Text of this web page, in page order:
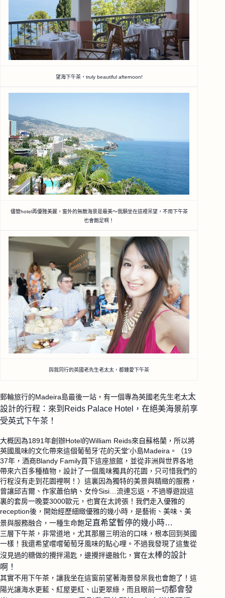
望海下午茶，truly beautiful afternoon!
儘管hotel再優雅美麗，窗外的無敵海景是最美～我願坐在這裡呆望，不用下午茶
也會飽足啊！
與我同行的英國老先生老太太，都鍾愛下午茶
郵輪旅行的Madeira島最後一站，有一個專為英國老先生老太太
設計的行程：來到Reids Palace Hotel，在絕美海景前享
受英式下午茶！
大概因為1891年創辦Hotel的William Reids來自蘇格蘭，所以將
英國風味的文化帶來這個葡萄牙‘花的天堂’小島Madeira。（19
37年，酒商Blandy Family買下這座旅館，並從非洲與世界各地
帶來六百多種植物，設計了一個風味獨具的花園，只可惜我們的
行程沒有走到花園裡啊！）這裏因為獨特的美景與精緻的服務，
曾讓邱吉爾、作家蕭伯納、女伶Sisi…流連忘返， 不過導遊說這
裏的套房一晚要3000歐元，也實在太誇張 ！我們走入優雅的
reception後，開始經歷細緻優雅的幾小時，是藝術、美味、美
景與服務融合，一種生命飽足直希望暫停的幾小時…
三層下午茶，非常道地，尤其那層三明治的口味，根本回到 英國
一樣！我還希望嚐嚐葡萄牙風味的點心哩。不過我發現了這隻從
沒見過的糖做的攪拌湯匙，邊攪拌邊融化，實在太棒的設計
啊！
其實不用下午茶，讓我坐在這窗前望著海景發呆我也會飽了 ！這
陽光讓海水更藍、紅屋更紅、山更翠綠，而且眼前一切都會發